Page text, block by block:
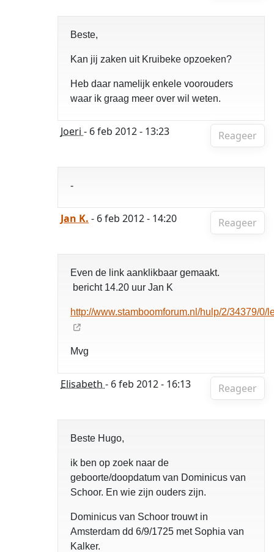
Beste,
Kan jij zaken uit Kruibeke opzoeken?
Heb daar namelijk enkele voorouders
waar ik graag meer over wil weten.
Reageer
Joeri - 6 feb 2012 - 13:23
-
Reageer
Jan K. - 6 feb 2012 - 14:20
Even de link aanklikbaar gemaakt.
bericht 14.20 uur Jan K
http://www.stamboomforum.nl/hulp/2/34379/
Mvg
Reageer
Elisabeth - 6 feb 2012 - 16:13
Beste Hugo,
ik ben op zoek naar de
geboorte/doopdatum van Dominicus van
Schoor. En wie zijn ouders zijn.
Dominicus van Schoor trouwt in
Amsterdam dd 6/9/1725 met Sophia van
Kalker.